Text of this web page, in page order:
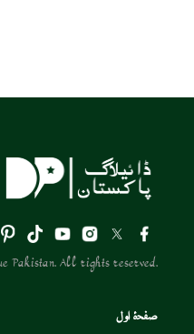
Pakistan. All rights reserved.
صفحۂ اول